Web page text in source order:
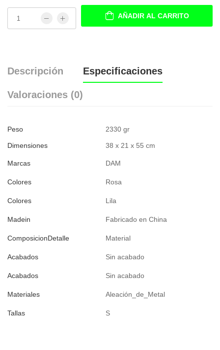
AÑADIR AL CARRITO
Descripción Especificaciones
Valoraciones (0)
Peso 2330 gr
Dimensiones 38 x 21 x 55 cm
Marcas DAM
Colores Rosa
Colores Lila
Madein Fabricado en China
ComposicionDetalle Material
Acabados Sin acabado
Acabados Sin acabado
Materiales Aleación_de_Metal
Tallas S